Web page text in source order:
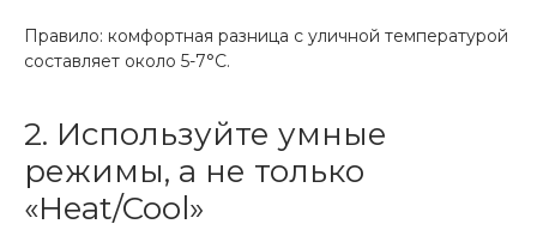
Правило: комфортная разница с уличной температурой
составляет около 5-7°C.
2. Используйте умные
режимы, а не только
«Heat/Cool»